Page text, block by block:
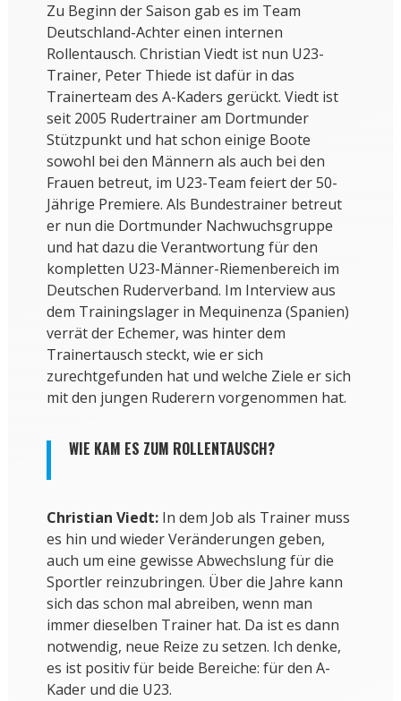
Zu Beginn der Saison gab es im Team
Deutschland-Achter einen internen
Rollentausch. Christian Viedt ist nun U23-
Trainer, Peter Thiede ist dafür in das
Trainerteam des A-Kaders gerückt. Viedt ist
seit 2005 Rudertrainer am Dortmunder
Stützpunkt und hat schon einige Boote
sowohl bei den Männern als auch bei den
Frauen betreut, im U23-Team feiert der 50-
Jährige Premiere. Als Bundestrainer betreut
er nun die Dortmunder Nachwuchsgruppe
und hat dazu die Verantwortung für den
kompletten U23-Männer-Riemenbereich im
Deutschen Ruderverband. Im Interview aus
dem Trainingslager in Mequinenza (Spanien)
verrät der Echemer, was hinter dem
Trainertausch steckt, wie er sich
zurechtgefunden hat und welche Ziele er sich
mit den jungen Ruderern vorgenommen hat.
WIE KAM ES ZUM ROLLENTAUSCH?
Christian Viedt:In dem Job als Trainer muss
es hin und wieder Veränderungen geben,
auch um eine gewisse Abwechslung für die
Sportler reinzubringen. Über die Jahre kann
sich das schon mal abreiben, wenn man
immer dieselben Trainer hat. Da ist es dann
notwendig, neue Reize zu setzen. Ich denke,
es ist positiv für beide Bereiche: für den A-
Kader und die U23.